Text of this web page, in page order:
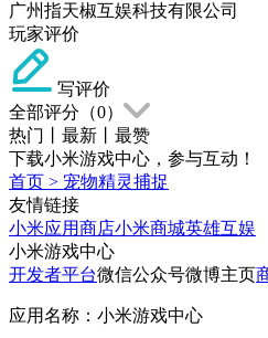
广州指天椒互娱科技有限公司
玩家评价
写评价
全部评分（0）
热门
最新
最赞
下载小米游戏中心，参与互动！
首页 > 宠物精灵捕捉
友情链接
小米应用商店小米商城英雄互娱
小米游戏中心
开发者平台微信公众号微博主页
应用名称：小米游戏中心